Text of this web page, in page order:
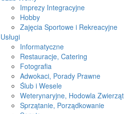
Imprezy Integracyjne
Hobby
Zajęcia Sportowe i Rekreacyjne
Usługi
Informatyczne
Restauracje, Catering
Fotografia
Adwokaci, Porady Prawne
Ślub i Wesele
Weterynaryjne, Hodowla Zwierząt
Sprzątanie, Porządkowanie